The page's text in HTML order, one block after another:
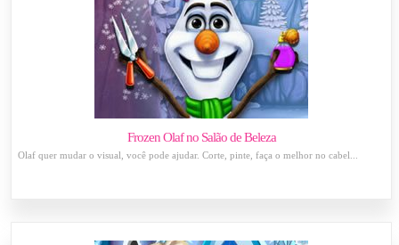
Frozen Olaf no Salão de Beleza
Olaf quer mudar o visual, você pode ajudar. Corte, pinte, faça o melhor no cabel...